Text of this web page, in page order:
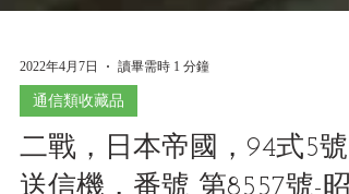
2022年4月7日 讀畢需時 1 分鐘
通信類收藏品